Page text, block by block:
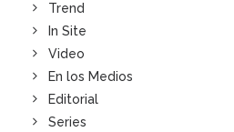
Trend
In Site
Video
En los Medios
Editorial
Series